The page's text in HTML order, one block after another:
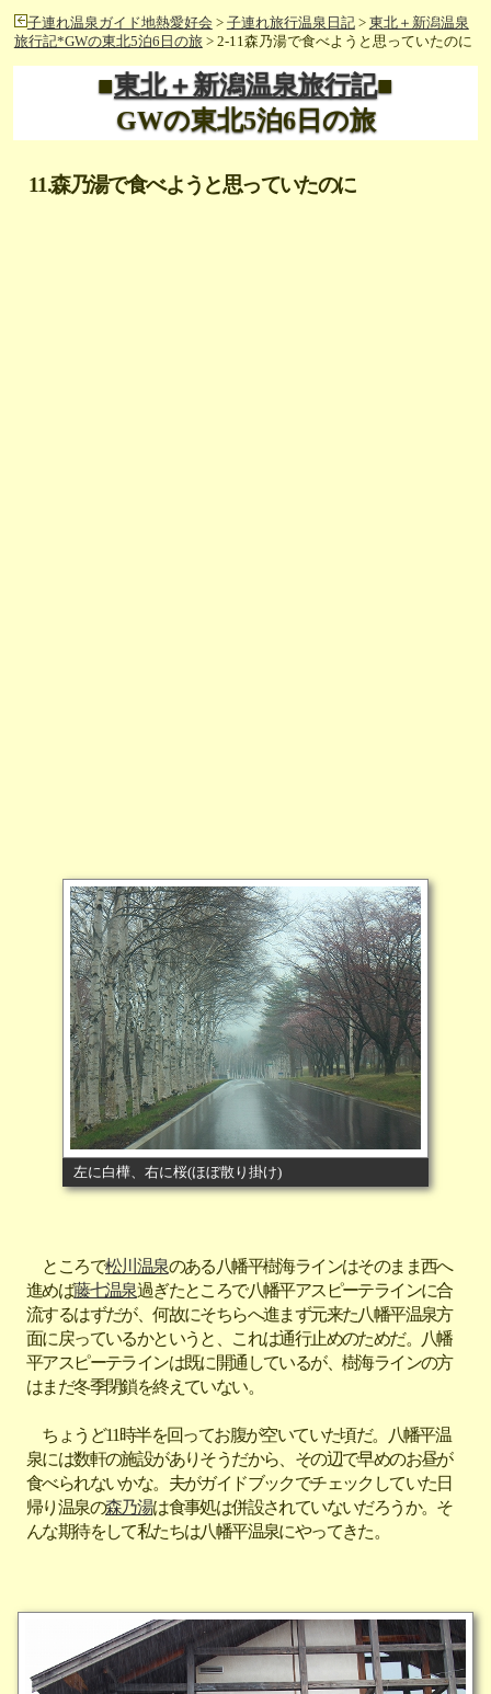
子連れ温泉ガイド地熱愛好会 > 子連れ旅行温泉日記> 東北＋新潟温泉
旅行記*GWの東北5泊6日の旅> 2-11森乃湯で食べようと思っていたのに
■東北＋新潟温泉旅行記■
GWの東北5泊6日の旅
11.森乃湯で食べようと思っていたのに
左に白樺、右に桜(ほぼ散り掛け)
ところで松川温泉のある八幡平樹海ラインはそのまま西へ
進めば藤七温泉過ぎたところで八幡平アスピーテラインに合
流するはずだが、何故にそちらへ進まず元来た八幡平温泉方
面に戻っているかというと、これは通行止めのためだ。八幡
平アスピーテラインは既に開通しているが、樹海ラインの方
はまだ冬季閉鎖を終えていない。
ちょうど11時半を回ってお腹が空いていた頃だ。八幡平温
泉には数軒の施設がありそうだから、その辺で早めのお昼が
食べられないかな。夫がガイドブックでチェックしていた日
帰り温泉の森乃湯は食事処は併設されていないだろうか。そ
んな期待をして私たちは八幡平温泉にやってきた。